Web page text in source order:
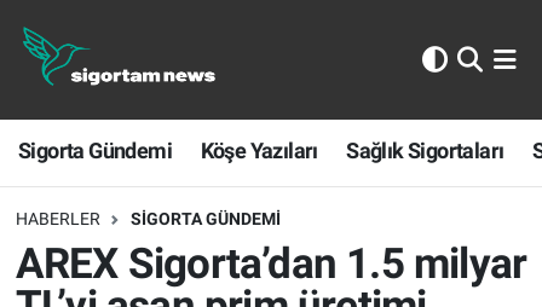
Sigorta Gündemi Köşe Yazıları Sağlık Sigortaları
HABERLER SIGORTA GÜNDEMI
AREX Sigorta’dan 1.5 milyar
Sigorta Gündemi
Köşe Yazıları
Sağlık Sigortaları
Sporun Sigortası